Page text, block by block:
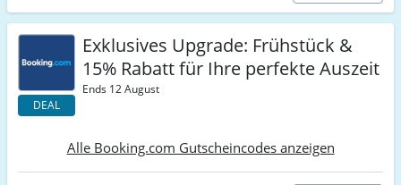
DEAL
Exklusives Upgrade: Frühstück &
15% Rabatt für Ihre perfekte Auszeit
Ends 12 August
Alle Booking.com Gutscheincodes anzeigen